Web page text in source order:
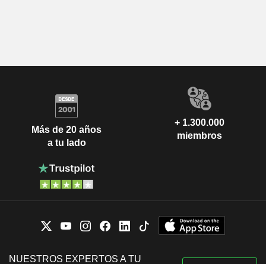
Más de 20 años
a tu lado
+ 1.300.000
miembros
NUESTROS EXPERTOS A TU